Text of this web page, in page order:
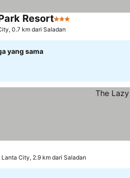
Resort3 Bintang
0.7 km dari Saladan
yang sama
Lanta City, 2.9 km dari Saladan